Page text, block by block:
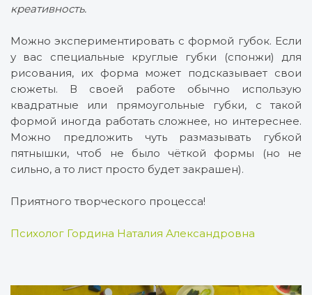
креативность.
Можно экспериментировать с формой губок. Если
у вас специальные круглые губки (спонжи) для
рисования, их форма может подсказывает свои
сюжеты. В своей работе обычно использую
квадратные или прямоугольные губки, с такой
формой иногда работать сложнее, но интереснее.
Можно предложить чуть размазывать губкой
пятнышки, чтоб не было чёткой формы (но не
сильно, а то лист просто будет закрашен).
Приятного творческого процесса!
Психолог Гордина Наталия Александровна